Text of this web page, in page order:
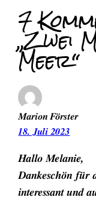
7
„Zwei
Meer“
Marion Förster
18. Juli 2023
Hallo Melanie,
Dankeschön für
interessant und